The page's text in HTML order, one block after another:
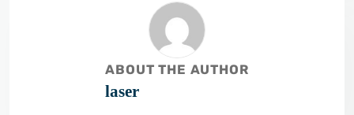
ABOUT THE AUTHOR
laser